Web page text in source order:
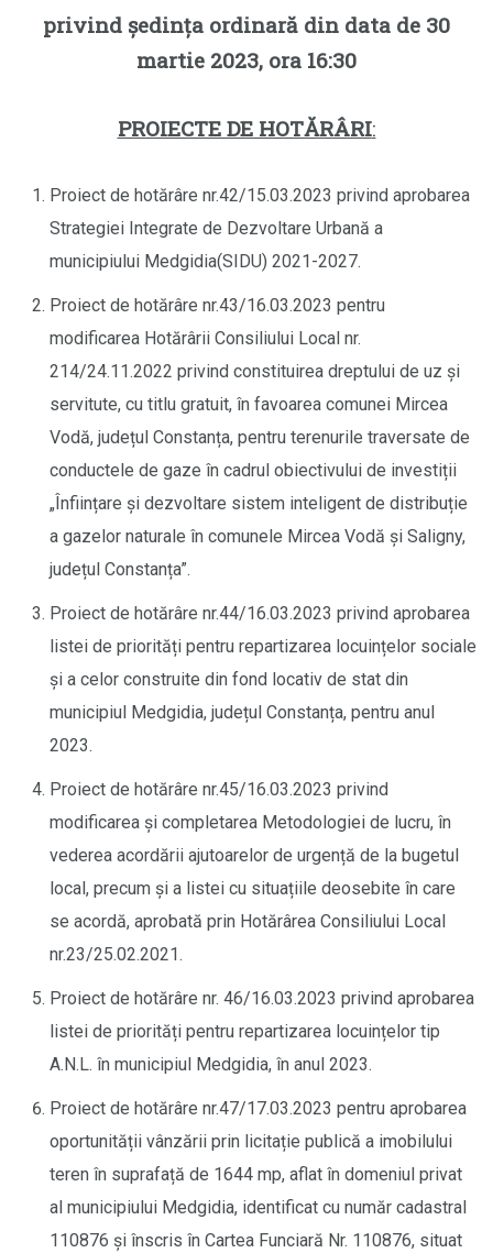
privind ședința ordinară din data de 30
martie 2023, ora 16:30
PROIECTE DE HOTĂRÂRI:
Proiect de hotărâre nr.42/15.03.2023 privind aprobarea
Strategiei Integrate de Dezvoltare Urbană a
municipiului Medgidia(SIDU) 2021-2027.
Proiect de hotărâre nr.43/16.03.2023 pentru
modificarea Hotărârii Consiliului Local nr.
214/24.11.2022 privind constituirea dreptului de uz și
servitute, cu titlu gratuit, în favoarea comunei Mircea
Vodă, județul Constanța, pentru terenurile traversate de
conductele de gaze în cadrul obiectivului de investiții
„Înființare și dezvoltare sistem inteligent de distribuție
a gazelor naturale în comunele Mircea Vodă și Saligny,
județul Constanța”.
Proiect de hotărâre nr.44/16.03.2023 privind aprobarea
listei de priorități pentru repartizarea locuințelor sociale
și a celor construite din fond locativ de stat din
municipiul Medgidia, județul Constanța, pentru anul
2023.
Proiect de hotărâre nr.45/16.03.2023 privind
modificarea și completarea Metodologiei de lucru, în
vederea acordării ajutoarelor de urgență de la bugetul
local, precum și a listei cu situațiile deosebite în care
se acordă, aprobată prin Hotărârea Consiliului Local
nr.23/25.02.2021.
Proiect de hotărâre nr. 46/16.03.2023 privind aprobarea
listei de priorități pentru repartizarea locuințelor tip
A.N.L. în municipiul Medgidia, în anul 2023.
Proiect de hotărâre nr.47/17.03.2023 pentru aprobarea
oportunității vânzării prin licitație publică a imobilului
teren în suprafață de 1644 mp, aflat în domeniul privat
al municipiului Medgidia, identificat cu număr cadastral
110876 și înscris în Cartea Funciară Nr. 110876, situat